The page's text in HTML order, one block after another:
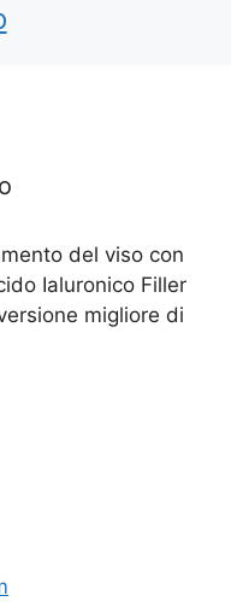
del viso con
Ialuronico Filler
migliore di